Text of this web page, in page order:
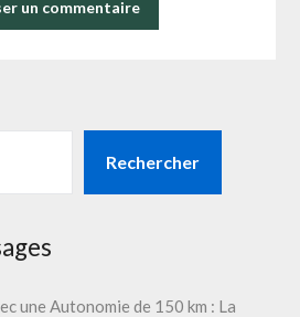
Rechercher
une Autonomie de 150 km : La